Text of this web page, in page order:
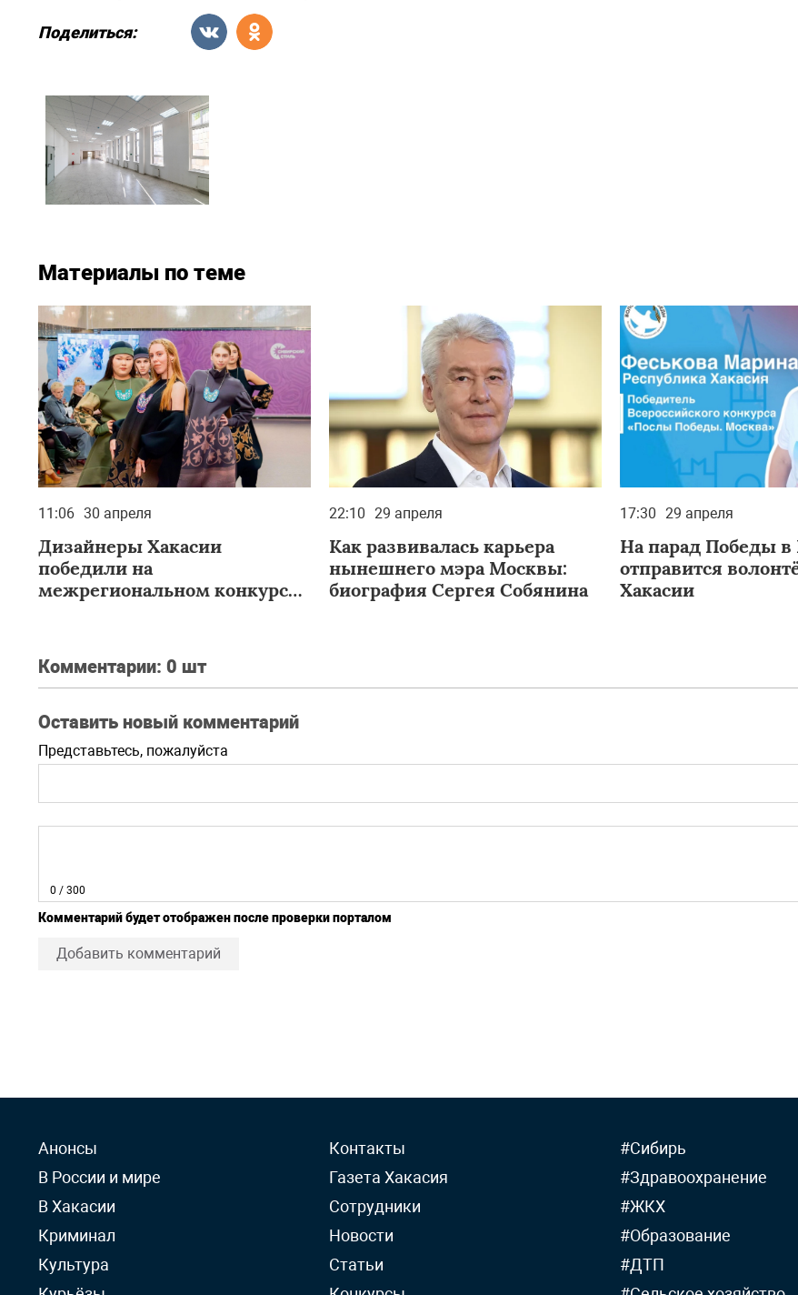
Поделиться:
Материалы по теме
11:06 30 апреля
Дизайнеры Хакасии
победили на
межрегиональном конкурсе
22:10 29 апреля
Как развивалась карьера
нынешнего мэра Москвы:
биография Сергея Собянина
17:30 29 апреля
На парад Победы в
отправится
Хакасии
Комментарии: 0 шт
Оставить новый комментарий
Представьтесь, пожалуйста
0 / 300
Комментарий будет отображен после проверки порталом
Добавить комментарий
Анонсы
В России и мире
В Хакасии
Криминал
Культура
Контакты
Газета Хакасия
Сотрудники
Новости
Статьи
#Сибирь
#Здравоохранение
#ЖКХ
#Образование
#ДТП